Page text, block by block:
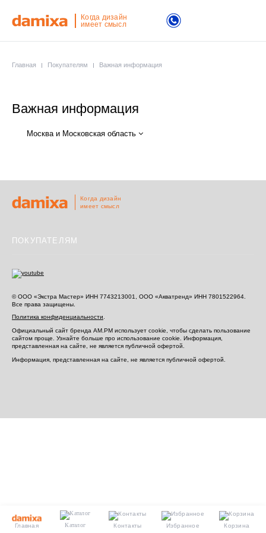
Когда дизайн
имеет смысл
Главная Покупателям Важная информация
Важная информация
Москва и Московская область
Когда дизайн
имеет смысл
ПОКУПАТЕЛЯМ
© ООО «Экстра Мастер» ИНН 7743213001, ООО «Акватренд» ИНН 7801522964.
Все права защищены.
Политика конфиденциальности
Официальный сайт бренда AM.PM использует cookie, чтобы сделать пользование
сайтом проще. Узнайте больше про использование cookie. Информация,
представленная на сайте, не является публичной офертой.
Информация, представленная на сайте, не является публичной офертой.
Главная Каталог Контакты Избранное Корзина